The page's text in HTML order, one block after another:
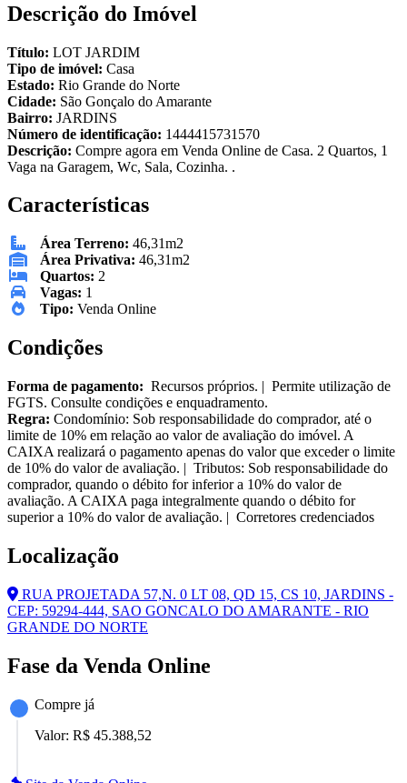
Descrição do Imóvel
Título: LOT JARDIM
Tipo de imóvel: Casa
Estado: Rio Grande do Norte
Cidade: São Gonçalo do Amarante
Bairro: JARDINS
Número de identificação: 1444415731570
Descrição: Compre agora em Venda Online de Casa. 2 Quartos, 1
Vaga na Garagem, Wc, Sala, Cozinha. .
Características
Área Terreno: 46,31m2
Área Privativa: 46,31m2
Quartos: 2
Vagas: 1
Tipo: Venda Online
Condições
Forma de pagamento: Recursos próprios. | Permite utilização de
FGTS. Consulte condições e enquadramento.
Regra: Condomínio: Sob responsabilidade do comprador, até o
limite de 10% em relação ao valor de avaliação do imóvel. A
CAIXA realizará o pagamento apenas do valor que exceder o limite
de 10% do valor de avaliação. | Tributos: Sob responsabilidade do
comprador, quando o débito for inferior a 10% do valor de
avaliação. A CAIXA paga integralmente quando o débito for
superior a 10% do valor de avaliação. | Corretores credenciados
Localização
RUA PROJETADA 57,N. 0 LT 08, QD 15, CS 10, JARDINS -
CEP: 59294-444, SAO GONCALO DO AMARANTE - RIO
GRANDE DO NORTE
Fase da Venda Online
Compre já
Valor: R$ 45.388,52